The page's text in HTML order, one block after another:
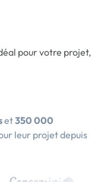
pour votre projet,
et350 000
leur projet depuis